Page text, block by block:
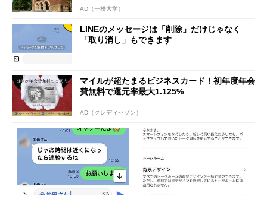
AD（一橋大学）
LINEのメッセージは「削除」だけじゃなく
「取り消し」もできます
マイルが超たまるビジネスカード！初年度年会
費無料で還元率最大1.125%
AD（クレディセゾン）